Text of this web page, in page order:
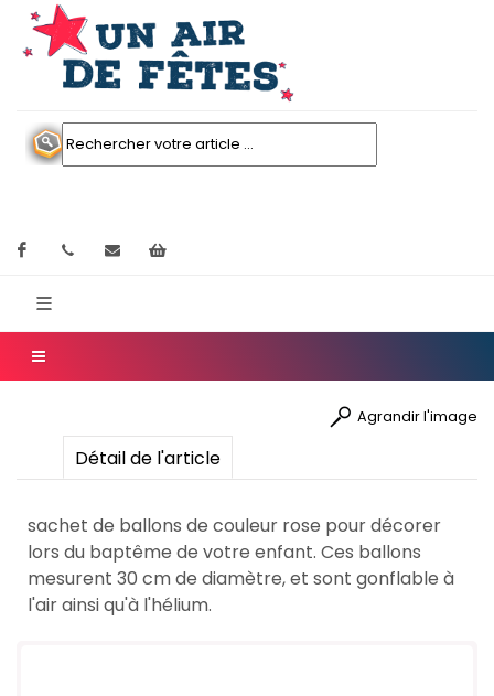
Facebook contactez nous
Agrandir l'image
Détail de l'article
sachet de ballons de couleur rose pour décorer
lors du baptême de votre enfant. Ces ballons
mesurent 30 cm de diamètre, et sont gonflable à
l'air ainsi qu'à l'hélium.